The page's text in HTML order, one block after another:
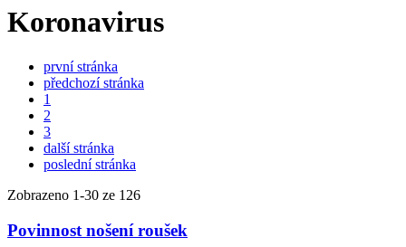
Koronavirus
první stránka
předchozí stránka
1
2
3
další stránka
poslední stránka
Zobrazeno 1-30 ze 126
Povinnost nošení roušek